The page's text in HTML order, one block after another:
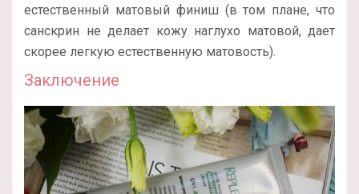
естественный матовый финиш (в том плане, что
санскрин не делает кожу наглухо матовой, дает
скорее легкую естественную матовость).
Заключение